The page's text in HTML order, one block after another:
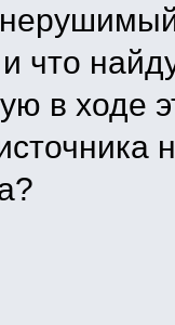
что
в ходе